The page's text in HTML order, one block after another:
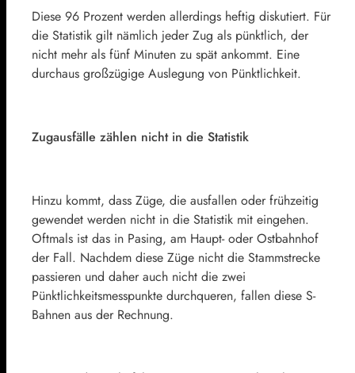
Diese 96 Prozent werden allerdings heftig diskutiert. Für
die Statistik gilt nämlich jeder Zug als pünktlich, der
nicht mehr als fünf Minuten zu spät ankommt. Eine
durchaus großzügige Auslegung von Pünktlichkeit.
Zugausfälle zählen nicht in die Statistik
Hinzu kommt, dass Züge, die ausfallen oder frühzeitig
gewendet werden nicht in die Statistik mit eingehen.
Oftmals ist das in Pasing, am Haupt- oder Ostbahnhof
der Fall. Nachdem diese Züge nicht die Stammstrecke
passieren und daher auch nicht die zwei
Pünktlichkeitsmesspunkte durchqueren, fallen diese S-
Bahnen aus der Rechnung.